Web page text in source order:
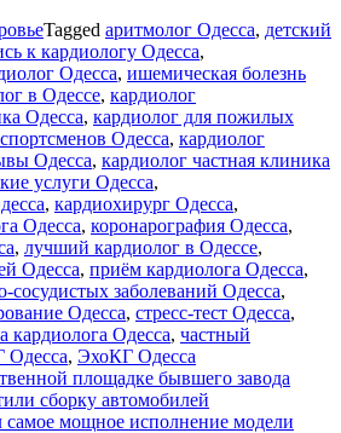
Tagged аритмолог Одесса, детский
к кардиологу Одесса,
Одесса, ишемическая болезнь
в Одессе, кардиолог
Одесса, кардиолог для пожилых
Одесса, кардиолог
Одесса, кардиолог частная клиника
услуги Одесса,
, кардиохирург Одесса,
Одесса, коронарография Одесса,
, лучший кардиолог в Одессе,
Одесса, приём кардиолога Одесса,
сосудистых заболеваний Одесса,
Одесса, стресс-тест Одесса,
кардиолога Одесса, частный
Одесса, ЭхоКГ Одесса
площадке бывшего завода
сборку автомобилей
самое мощное исполнение модели